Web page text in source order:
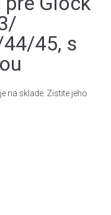
45, s
na sklade. Zistite jeho